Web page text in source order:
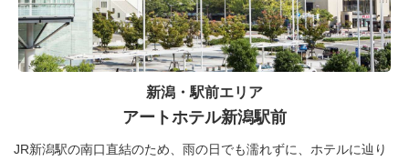
新潟・駅前エリア
アートホテル新潟駅前
JR新潟駅の南口直結のため、雨の日でも濡れずに、ホテルに辿り